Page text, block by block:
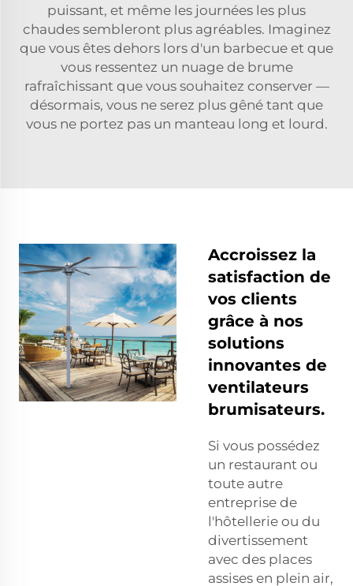
puissant, et même les journées les plus
chaudes sembleront plus agréables. Imaginez
que vous êtes dehors lors d'un barbecue et que
vous ressentez un nuage de brume
rafraîchissant que vous souhaitez conserver —
désormais, vous ne serez plus gêné tant que
vous ne portez pas un manteau long et lourd.
Accroissez la
satisfaction de
vos clients
grâce à nos
solutions
innovantes de
ventilateurs
brumisateurs.
Si vous possédez
un restaurant ou
toute autre
entreprise de
l'hôtellerie ou du
divertissement
avec des places
assises en plein air,